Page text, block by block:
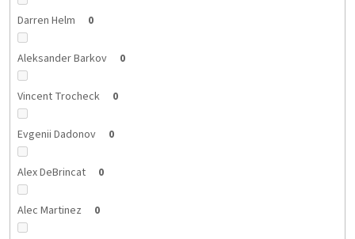
Darren Helm 0
Aleksander Barkov 0
Vincent Trocheck 0
Evgenii Dadonov 0
Alex DeBrincat 0
Alec Martinez 0